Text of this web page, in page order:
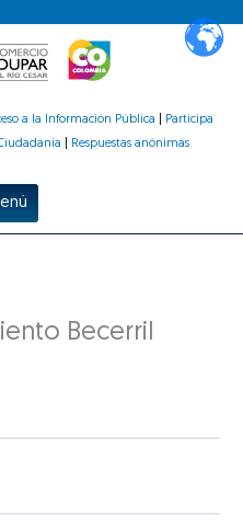
a la Información Pública
Participa
Respuestas anónimas
Becerril